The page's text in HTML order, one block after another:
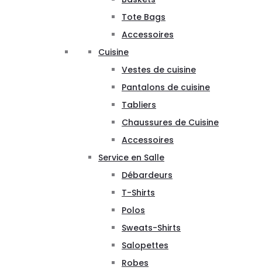
Tote Bags
Accessoires
Cuisine
Vestes de cuisine
Pantalons de cuisine
Tabliers
Chaussures de Cuisine
Accessoires
Service en Salle
Débardeurs
T-Shirts
Polos
Sweats-Shirts
Salopettes
Robes